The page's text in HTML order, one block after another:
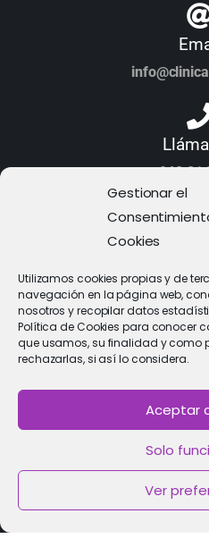
Gestionar el
Cookies
Utilizamos cookies propias y de
navegación en la página web,
nosotros y recopilar datos
Política de Cookies para conocer
que usamos, su finalidad y como
rechazarlas, si así lo considera.
Aceptar
Solo
Ver
968 21
PIDE CITA
Solicitar cita con